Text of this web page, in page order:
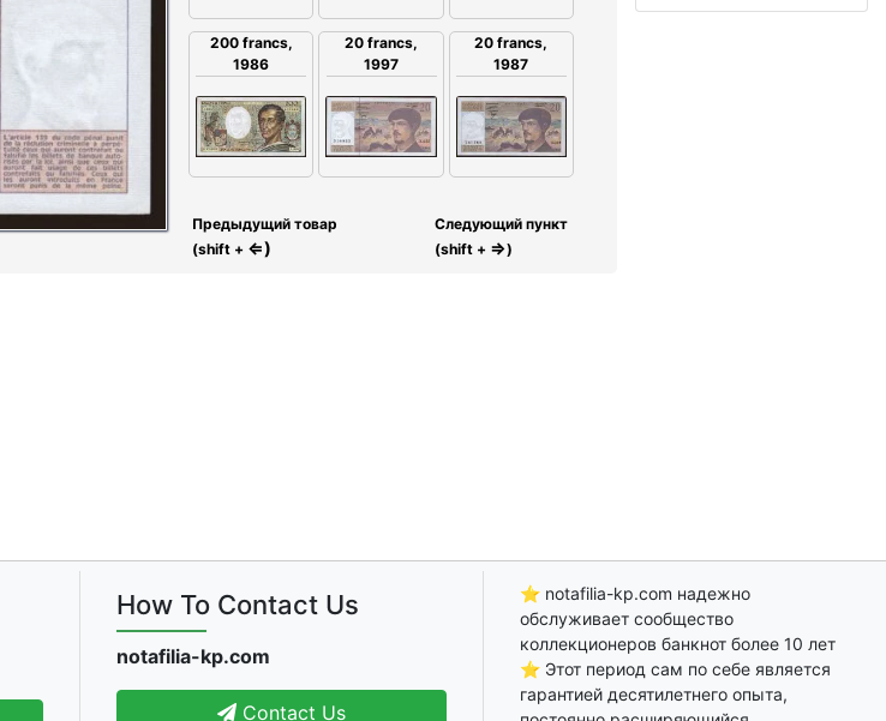
200 francs,
1986
20 francs,
1997
20 francs,
1987
Предыдущий товар
(shift + ⇐)
Следующий пункт
(shift + ⇒)
How To Contact Us
notafilia-kp.com
Contact Us
⭐ notafilia-kp.com надежно
обслуживает сообщество
коллекционеров банкнот более 10 лет
⭐ Этот период сам по себе является
гарантией десятилетнего опыта,